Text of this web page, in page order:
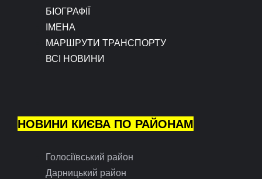
БІОГРАФІЇ
ІМЕНА
МАРШРУТИ ТРАНСПОРТУ
ВСІ НОВИНИ
НОВИНИ КИЄВА ПО РАЙОНАМ
Голосіївський район
Дарницький район